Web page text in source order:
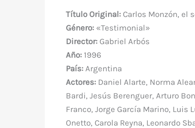
c
e
b
o
o
k
it
te
er
e
at
s
p
m d
Título Original: Carlos Monzón, el
Género: «Testimonial»
Director:Gabriel Arbós
Año:1996
País:Argentina
Actores:Daniel Alarte, Norma
Bardi, Jesús Berenguer, Arturo
Franco, Jorge García Marino, Luis
Onetto, Carola Reyna, Leonardo